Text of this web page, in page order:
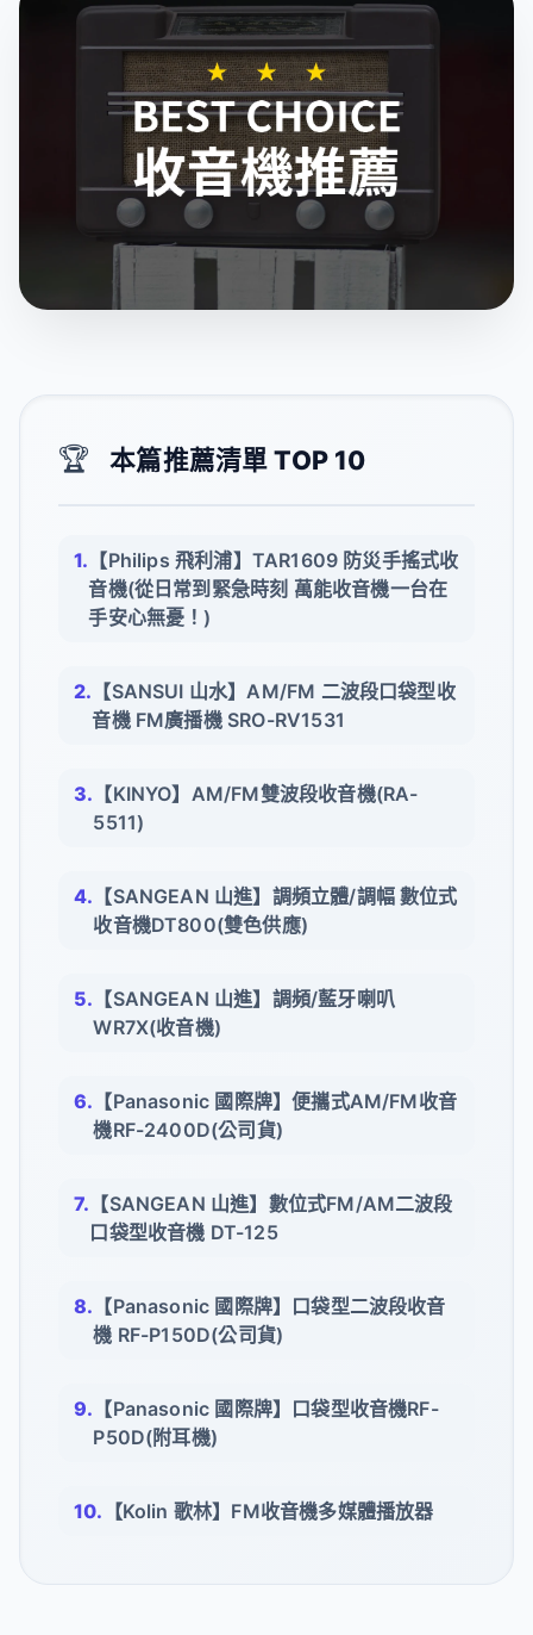
🏆 本篇推薦清單 TOP 10
【Philips 飛利浦】TAR1609 防災手搖式收
音機(從日常到緊急時刻 萬能收音機一台在
手安心無憂！)
【SANSUI 山水】AM/FM 二波段口袋型收
音機 FM廣播機 SRO-RV1531
【KINYO】AM/FM雙波段收音機(RA-
5511)
【SANGEAN 山進】調頻立體/調幅 數位式
收音機DT800(雙色供應)
【SANGEAN 山進】調頻/藍牙喇叭
WR7X(收音機)
【Panasonic 國際牌】便攜式AM/FM收音
機RF-2400D(公司貨)
【SANGEAN 山進】數位式FM/AM二波段
口袋型收音機 DT-125
【Panasonic 國際牌】口袋型二波段收音
機 RF-P150D(公司貨)
【Panasonic 國際牌】口袋型收音機RF-
P50D(附耳機)
【Kolin 歌林】FM收音機多媒體播放器